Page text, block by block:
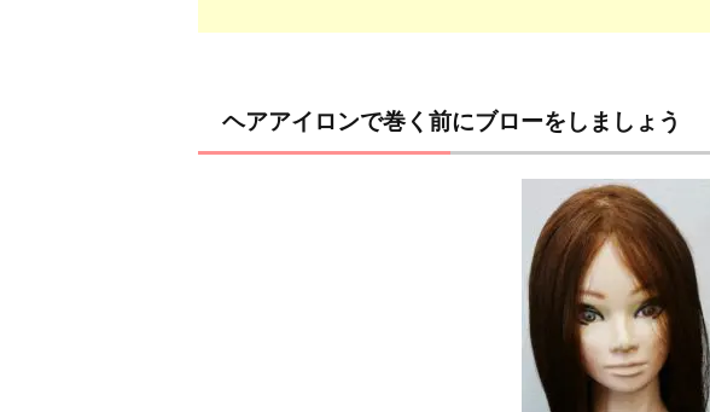
ヘアアイロンで巻く前にブローをしましょう